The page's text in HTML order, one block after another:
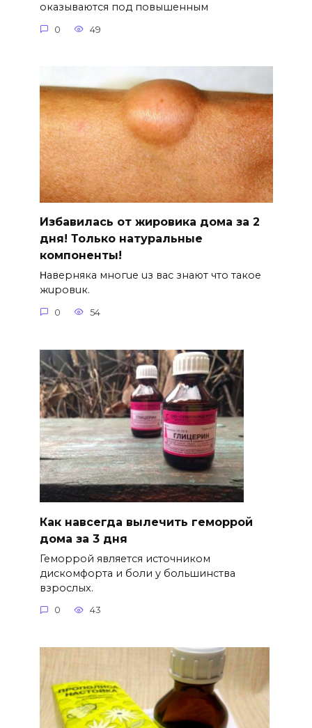
оказываются под повышенным
0 49
Избавилась от жировика дома за 2
дня! Только натуральные
компоненты!
Ηавepняка многue uз вас знают что такоe
жuровuк.
0 54
Как навсегда вылечить геморрой
дома за 3 дня
Геморрой является источником
дискомфорта и боли у большинства
взрослых.
0 43